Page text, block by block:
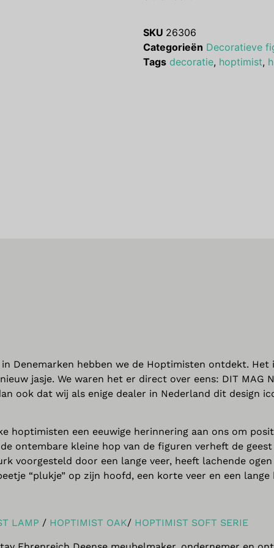
SKU 26306
Categorieën Decoratieve
Tags decoratie, hoptimist,
Denemarken hebben we de Hoptimisten ontdekt. Het
jasje. We waren het er direct over eens: DIT MAG
ook dat wij als enige dealer in Nederland dit design
hoptimisten een eeuwige herinnering aan ons om
ontembare kleine hop van de figuren verheft de geest
voorgesteld door een lange veer, heeft lachende
“plukje” op zijn hoofd, een korte veer en een lange
LAMP / HOPTIMIST OAK/ HOPTIMIST SOFT SERIE